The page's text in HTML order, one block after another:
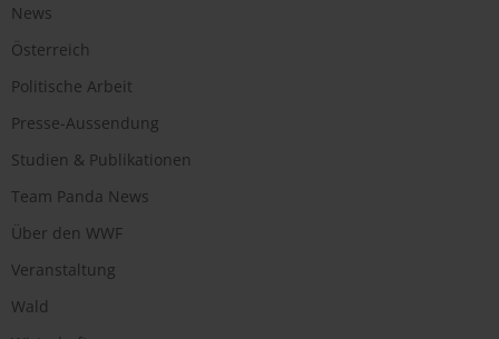
News
Österreich
Politische Arbeit
Presse-Aussendung
Studien & Publikationen
Team Panda News
Über den WWF
Veranstaltung
Wald